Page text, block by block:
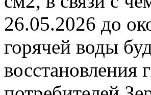
26.05.2026 до
горячей воды
восстановления